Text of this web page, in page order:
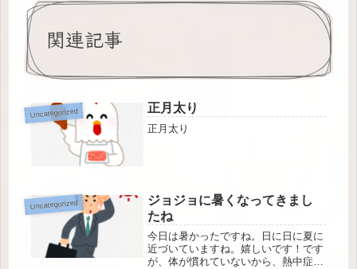
関連記事
Uncategorized 正月太り
正月太り
Uncategorized
ジョジョに暑くなってきまし
たね
今日は暑かったですね。日に日に夏に
近づいていますね。嬉しいです！です
が、体が慣れていないから、熱中症